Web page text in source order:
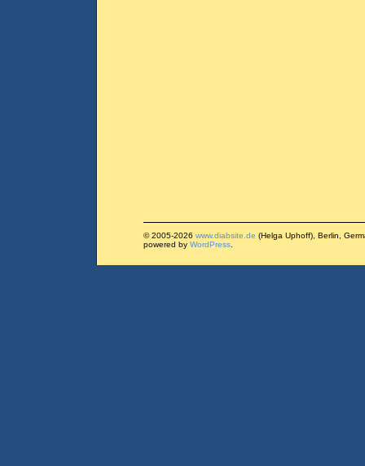
© 2005-2026 www.diabsite.de (Helga Uphoff), Berlin,
powered by WordPress.